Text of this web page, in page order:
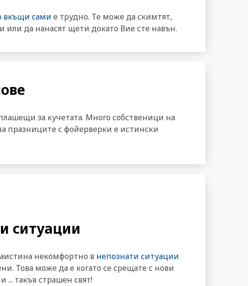
вкъщи сами е трудно. Те може да скимтят,
или да нанасят щети докато Вие сте навън.
за кучетата. Много собственици на
празниците с фойерверки е истински
ситуации
некомфортно в непознати ситуации
Това може да е когато се срещате с нови
... такъв страшен свят!